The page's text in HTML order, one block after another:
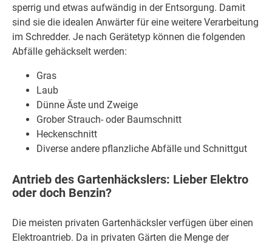
sperrig und etwas aufwändig in der Entsorgung. Damit
sind sie die idealen Anwärter für eine weitere Verarbeitung
im Schredder. Je nach Gerätetyp können die folgenden
Abfälle gehäckselt werden:
Gras
Laub
Dünne Äste und Zweige
Grober Strauch- oder Baumschnitt
Heckenschnitt
Diverse andere pflanzliche Abfälle und Schnittgut
Antrieb des Gartenhäckslers: Lieber Elektro
oder doch Benzin?
Die meisten privaten Gartenhäcksler verfügen über einen
Elektroantrieb. Da in privaten Gärten die Menge der